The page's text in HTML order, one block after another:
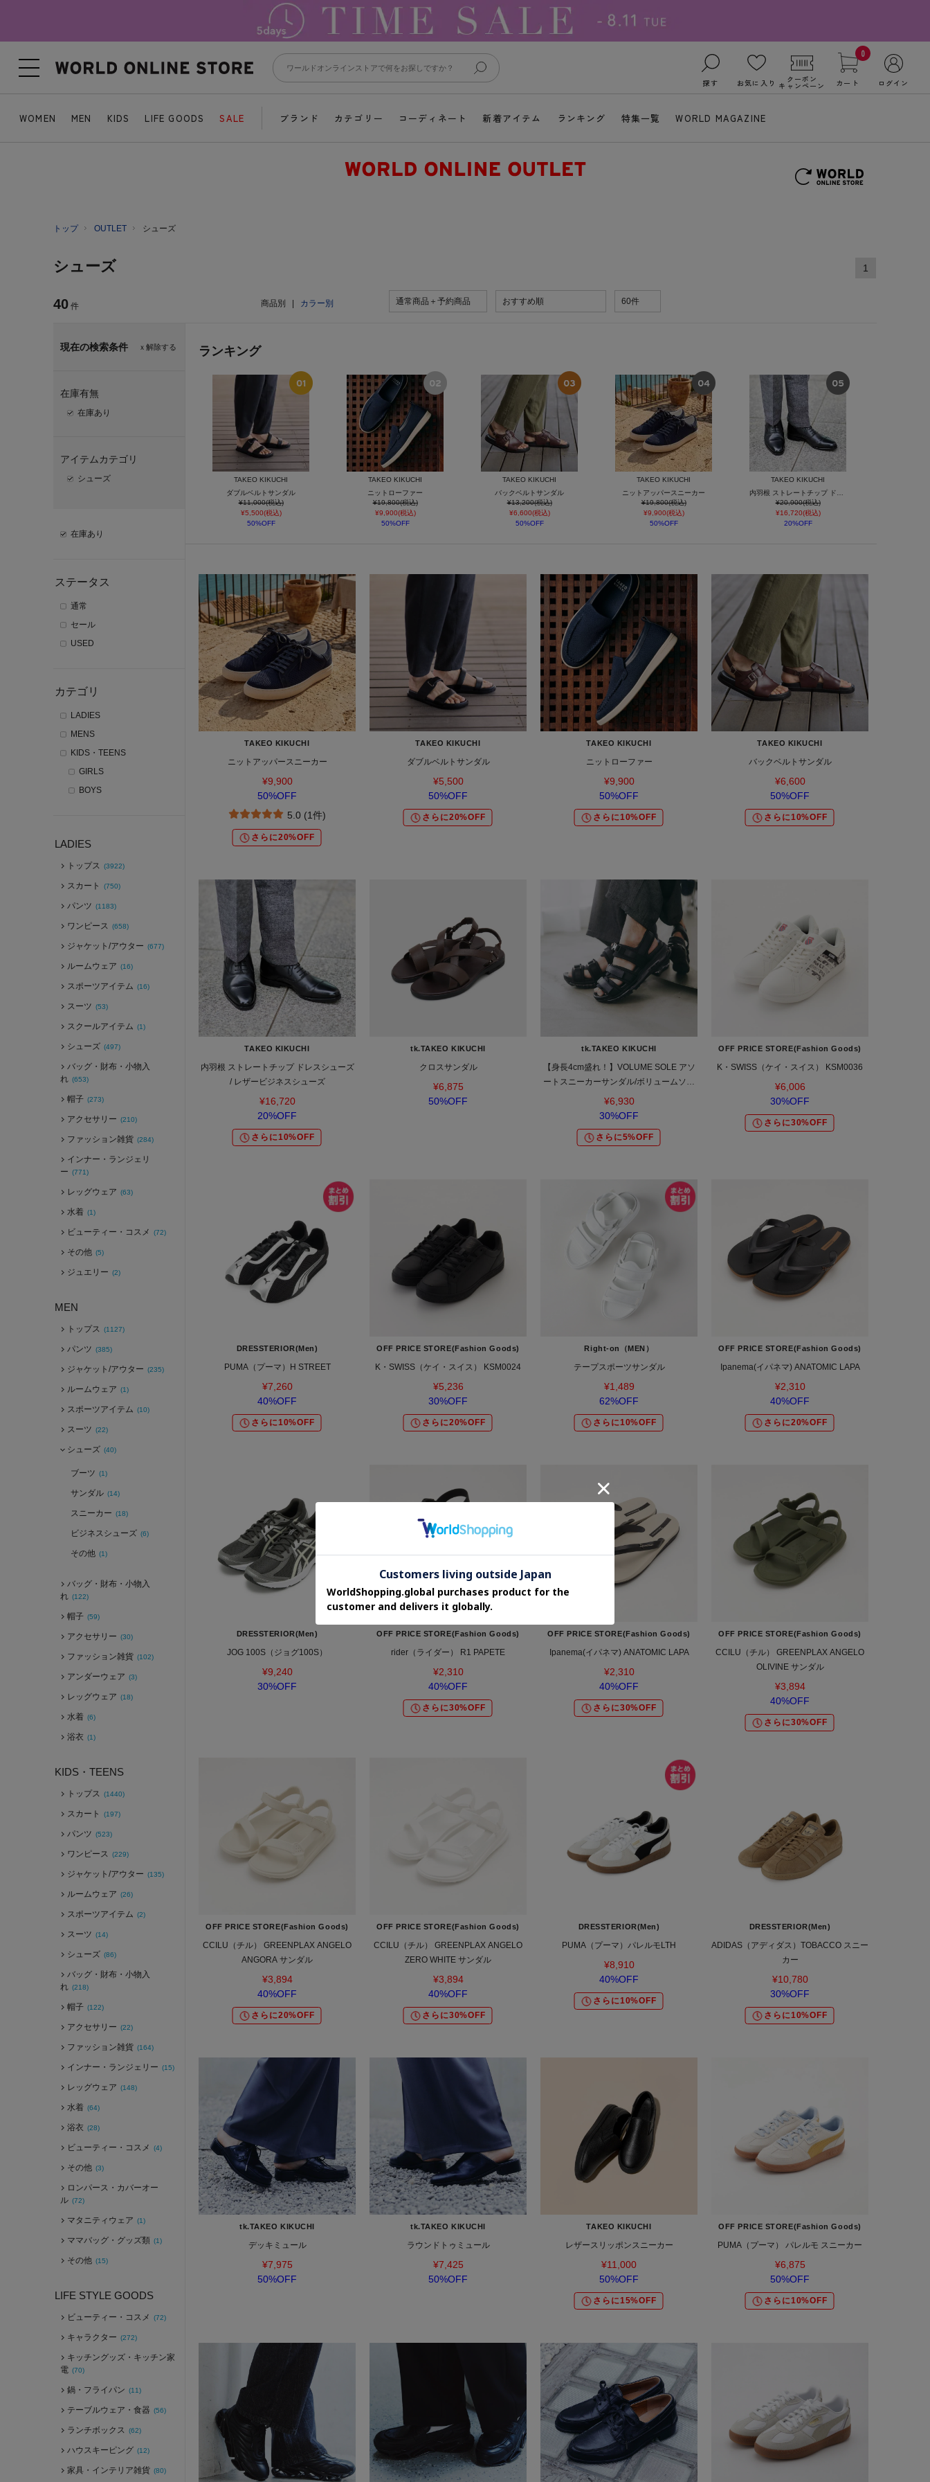
探す お気に入り クーポン
キャンペーン
0
カート ログイン
WOMEN MEN KIDS LIFE GOODS SALE ブランド カテゴリー コーディネート 新着アイテム ランキング 特集一覧 WORLD MAGAZINE
トップ OUTLET シューズ
シューズ
40 件 商品別 カラー別 通常商品＋予約商品 おすすめ順 60件
1
ｘ解除する
現在の検索条件
在庫有無
在庫あり
アイテムカテゴリ
シューズ
在庫あり
ステータス
通常
セール
USED
カテゴリ
LADIES
MENS
KIDS・TEENS
GIRLS
BOYS
LADIES
トップス (3922)
スカート (750)
パンツ (1183)
ワンピース (658)
ジャケット/アウター (677)
ルームウェア (16)
スポーツアイテム (16)
スーツ (53)
スクールアイテム (1)
シューズ (497)
バッグ・財布・小物入
れ (653)
帽子 (273)
アクセサリー (210)
ファッション雑貨 (284)
インナー・ランジェリ
ー (771)
レッグウェア (63)
水着 (1)
ビューティー・コスメ (72)
その他 (5)
ジュエリー (2)
MEN
トップス (1127)
パンツ (385)
ジャケット/アウター (235)
ルームウェア (1)
スポーツアイテム (10)
スーツ (22)
シューズ (40)
ブーツ (1)
サンダル (14)
スニーカー (18)
ビジネスシューズ (6)
その他 (1)
バッグ・財布・小物入
れ (122)
帽子 (59)
アクセサリー (30)
ファッション雑貨 (102)
アンダーウェア (3)
レッグウェア (18)
水着 (6)
浴衣 (1)
KIDS・TEENS
トップス (1440)
スカート (197)
パンツ (523)
ワンピース (229)
ジャケット/アウター (135)
ルームウェア (26)
スポーツアイテム (2)
スーツ (14)
シューズ (86)
バッグ・財布・小物入
れ (218)
帽子 (122)
アクセサリー (22)
ファッション雑貨 (164)
インナー・ランジェリー (15)
レッグウェア (148)
水着 (64)
浴衣 (28)
ビューティー・コスメ (4)
その他 (3)
ロンパース・カバーオー
ル (72)
マタニティウェア (1)
ママバッグ・グッズ類 (1)
その他 (15)
LIFE STYLE GOODS
ビューティー・コスメ (72)
キャラクター (272)
キッチングッズ・キッチン家
電 (70)
鍋・フライパン (11)
テーブルウェア・食器 (56)
ランチボックス (62)
ハウスキーピング (12)
家具・インテリア雑貨 (80)
ランキング
TAKEO KIKUCHI
ダブルベルトサンダル
¥11,000(税込)
¥5,500(税込)
50%OFF
TAKEO KIKUCHI
ニットローファー
¥19,800(税込)
¥9,900(税込)
50%OFF
TAKEO KIKUCHI
バックベルトサンダル
¥13,200(税込)
¥6,600(税込)
50%OFF
TAKEO KIKUCHI
ニットアッパースニーカー
¥19,800(税込)
¥9,900(税込)
50%OFF
TAKEO KIKUCHI
¥20,900(税込)
¥16,720(税込)
20%OFF
TAKEO KIKUCHI
ニットアッパースニーカー
¥9,900
50%OFF
5.0 (1件)
さらに20%OFF
TAKEO KIKUCHI
ダブルベルトサンダル
¥5,500
50%OFF
さらに20%OFF
TAKEO KIKUCHI
ニットローファー
¥9,900
50%OFF
さらに10%OFF
TAKEO KIKUCHI
バックベルトサンダル
¥6,600
50%OFF
さらに10%OFF
TAKEO KIKUCHI
内羽根 ストレートチップ ドレスシューズ
/ レザービジネスシューズ
¥16,720
20%OFF
さらに10%OFF
tk.TAKEO KIKUCHI
クロスサンダル
¥6,875
50%OFF
tk.TAKEO KIKUCHI
【身長4cm盛れ！】VOLUME SOLE アソ
ートスニーカーサンダル/ボリュームソー
ル/クリアソール/ハイソール/スニーカーソ
ール
¥6,930
30%OFF
さらに5%OFF
OFF PRICE STORE(Fashion Goods)
K・SWISS（ケイ・スイス） KSM0036
¥6,006
30%OFF
さらに30%OFF
DRESSTERIOR(Men)
PUMA（プーマ）H STREET
¥7,260
40%OFF
さらに10%OFF
OFF PRICE STORE(Fashion Goods)
K・SWISS（ケイ・スイス） KSM0024
¥5,236
30%OFF
さらに20%OFF
Right-on（MEN）
テープスポーツサンダル
¥1,489
62%OFF
さらに10%OFF
OFF PRICE STORE(Fashion Goods)
Ipanema(イパネマ) ANATOMIC LAPA
¥2,310
40%OFF
さらに20%OFF
DRESSTERIOR(Men)
JOG 100S（ジョグ100S）
¥9,240
30%OFF
OFF PRICE STORE(Fashion Goods)
rider（ライダー） R1 PAPETE
¥2,310
40%OFF
さらに30%OFF
OFF PRICE STORE(Fashion Goods)
Ipanema(イパネマ) ANATOMIC LAPA
¥2,310
40%OFF
さらに30%OFF
OFF PRICE STORE(Fashion Goods)
CCILU（チル） GREENPLAX ANGELO
OLIVINE サンダル
¥3,894
40%OFF
さらに30%OFF
OFF PRICE STORE(Fashion Goods)
CCILU（チル） GREENPLAX ANGELO
ANGORA サンダル
¥3,894
40%OFF
さらに20%OFF
OFF PRICE STORE(Fashion Goods)
CCILU（チル） GREENPLAX ANGELO
ZERO WHITE サンダル
¥3,894
40%OFF
さらに30%OFF
DRESSTERIOR(Men)
PUMA（プーマ）パレルモLTH
¥8,910
40%OFF
さらに10%OFF
DRESSTERIOR(Men)
ADIDAS（アディダス）TOBACCO スニー
カー
¥10,780
30%OFF
さらに10%OFF
tk.TAKEO KIKUCHI
デッキミュール
¥7,975
50%OFF
tk.TAKEO KIKUCHI
ラウンドトゥミュール
¥7,425
50%OFF
TAKEO KIKUCHI
レザースリッポンスニーカー
¥11,000
50%OFF
さらに15%OFF
OFF PRICE STORE(Fashion Goods)
PUMA（プーマ） パレルモ スニーカー
¥6,875
50%OFF
さらに10%OFF